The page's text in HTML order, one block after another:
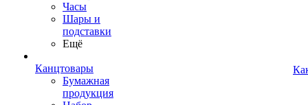
Часы
Шары и
подставки
Ещё
Канцтовары
Бумажная
продукция